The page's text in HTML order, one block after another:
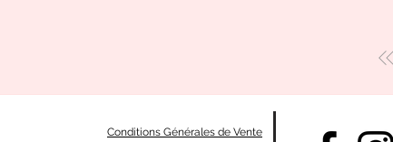
Conditions Générales de Vente